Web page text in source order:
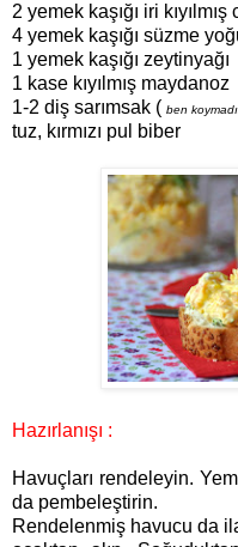
2 yemek kaşığı iri kıyılmış
4 yemek kaşığı süzme
1 yemek kaşığı zeytinyağı
1 kase kıyılmış maydanoz
1-2 diş sarımsak ( ben
tuz, kırmızı pul biber
Hazırlanışı :
Havuçları rendeleyin.
da pembeleştirin.
Rendelenmiş havucu da